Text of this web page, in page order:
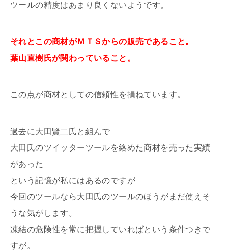
ツールの精度はあまり良くないようです。
それとこの商材がＭＴＳからの販売であること。
葉山直樹氏が関わっていること。
この点が商材としての信頼性を損ねています。
過去に大田賢二氏と組んで
大田氏のツイッターツールを絡めた商材を売った実績
があった
という記憶が私にはあるのですが
今回のツールなら大田氏のツールのほうがまだ使えそ
うな気がします。
凍結の危険性を常に把握していればという条件つきで
すが。